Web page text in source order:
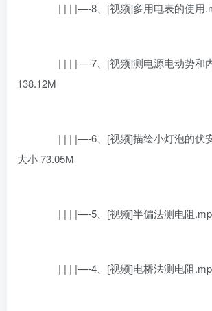
| | | |—-8、[视频]多用电表的使用
| | | |—-7、[视频]测电源电动势和
138.12M
| | | |—-6、[视频]描绘小灯泡的伏
大小 73.05M
| | | |—-5、[视频]半偏法测电阻
| | | |—-4、[视频]电桥法测电阻